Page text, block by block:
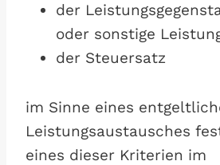
der
oder sonstige
der Steuersatz
im Sinne eines
Leistungsaustausches
eines dieser Kriterien im